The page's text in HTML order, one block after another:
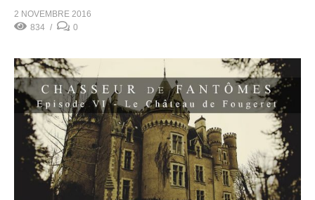
2 NOVEMBRE 2016
834
0